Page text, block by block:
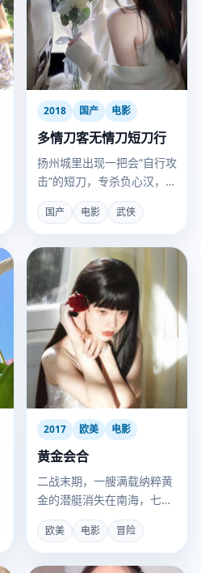
2018 国产 电影
多情刀客无情刀短刀行
扬州城里出现一把会“自行攻
击”的短刀，专杀负心汉，而
它的主人是十二年前被灭门
的铸刀世家遗孤。
国产 电影 武侠
2017 欧美 电影
黄金会合
二战末期，一艘满载纳粹黄
金的潜艇消失在南海，七十
年后，各国寻宝者齐聚，展
开生死博弈。
欧美 电影 冒险